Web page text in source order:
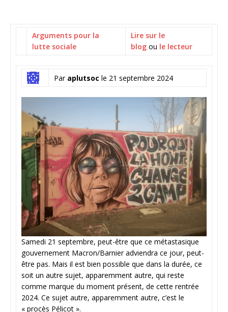
Arguments pour la
lutte sociale
Lire sur le
blog ou le lecteur
Par aplutsoc le 21 septembre 2024
Samedi 21 septembre, peut-être que ce métastasique
gouvernement Macron/Barnier adviendra ce jour, peut-
être pas. Mais il est bien possible que dans la durée, ce
soit un autre sujet, apparemment autre, qui reste
comme marque du moment présent, de cette rentrée
2024. Ce sujet autre, apparemment autre, c’est le
« procès Pélicot ».